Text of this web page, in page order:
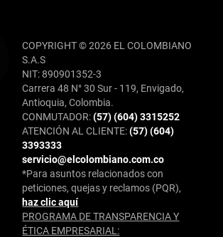
COPYRIGHT © 2026 EL COLOMBIANO
S.A.S
NIT: 890901352-3
Carrera 48 N° 30 Sur - 119, Envigado,
Antioquia, Colombia.
CONMUTADOR:(57) (604) 3315252
ATENCIÓN AL CLIENTE:(57) (604)
3393333
servicio@elcolombiano.com.co
*Para asuntos relacionados con
peticiones, quejas y reclamos (PQR),
haz clic aquí
PROGRAMA DE TRANSPARENCIA Y
ÉTICA EMPRESARIAL: